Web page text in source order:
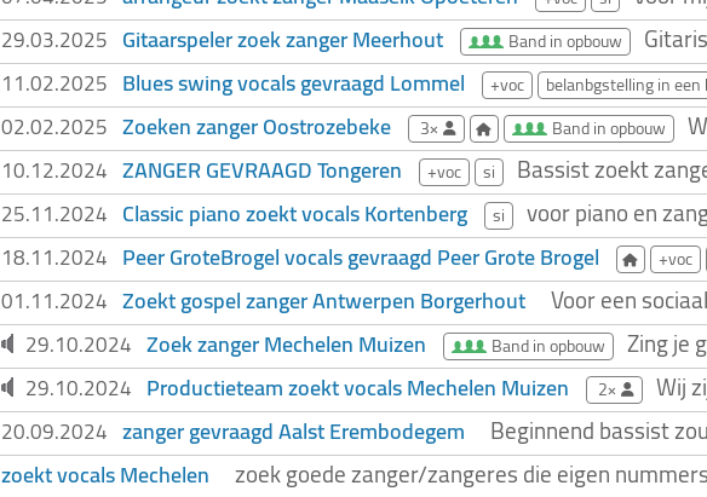
29.03.2025 Gitaarspeler zoek zanger Meerhout Band in opbouw
11.02.2025 Blues swing vocals gevraagd Lommel +voc belanbgstelling in een
02.02.2025 Zoeken zanger Oostrozebeke 3× Band in opbouw
10.12.2024 ZANGER GEVRAAGD Tongeren +voc si Bassist zoekt
25.11.2024 Classic piano zoekt vocals Kortenberg si voor piano en
18.11.2024 Peer GroteBrogel vocals gevraagd Peer Grote Brogel +voc
01.11.2024 Zoekt gospel zanger Antwerpen Borgerhout Voor een
29.10.2024 Zoek zanger Mechelen Muizen Band in opbouw Zing je
29.10.2024 Productieteam zoekt vocals Mechelen Muizen 2× Wij
20.09.2024 zanger gevraagd Aalst Erembodegem Beginnend bassist
zoekt vocals Mechelen zoek goede zanger/zangeres die eigen